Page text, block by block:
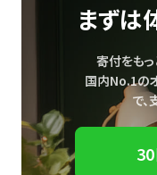
まずは
寄付をもっ
国内No.1の
で、